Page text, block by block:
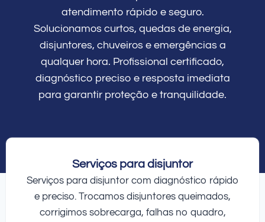
atendimento rápido e seguro.
Solucionamos curtos, quedas de energia,
disjuntores, chuveiros e emergências a
qualquer hora. Profissional certificado,
diagnóstico preciso e resposta imediata
para garantir proteção e tranquilidade.
Serviços para disjuntor
Serviços para disjuntor com diagnóstico rápido
e preciso. Trocamos disjuntores queimados,
corrigimos sobrecarga, falhas no quadro,